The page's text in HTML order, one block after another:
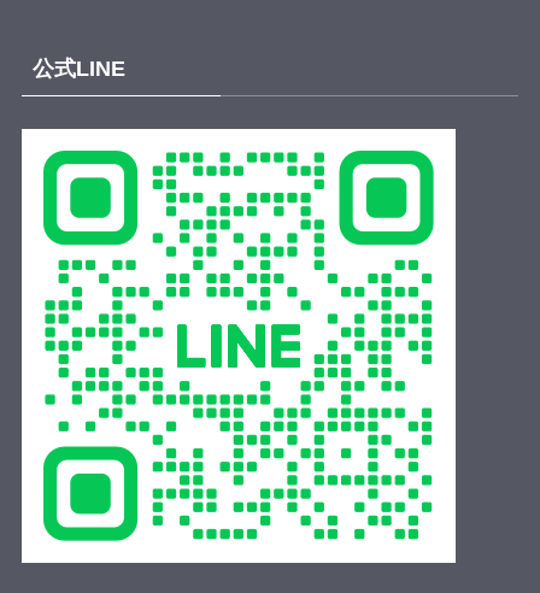
Relay for Legacy👍🌈✨
後援：川越市・(公社)小江戸川越観光協会・川越商工会
#呉服笠間 #川越唐桟 #川越青年会議所 #川越jc
ーバック100
動画
View on Facebook · Share
時の鐘マン（公社）川越青年会議所 and大西 泰平
at ウェスタ川越.
2 weeks ago
【参加者募集｜25名限定】
公式LINE